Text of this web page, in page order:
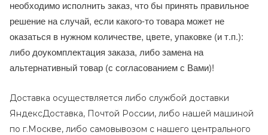
необходимо исполнить заказ, что бы принять правильное
решение на случай, если какого-то товара может не
оказаться в нужном количестве, цвете, упаковке (и т.п.):
либо доукомплектация заказа, либо замена на
альтернативный товар (с согласованием с Вами)!
Доставка осуществляется либо службой доставки
ЯндексДоставка, Почтой России, либо нашей машиной
по г.Москве, либо самовывозом с нашего центрального